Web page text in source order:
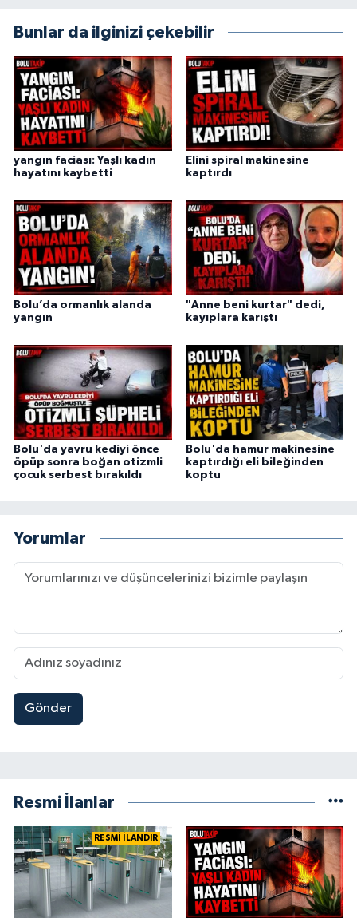
Bunlar da ilginizi çekebilir
yangın faciası: Yaşlı kadın
hayatını kaybetti
Elini spiral makinesine
kaptırdı
Bolu’da ormanlık alanda
yangın
"Anne beni kurtar" dedi,
kayıplara karıştı
Bolu'da yavru kediyi önce
öpüp sonra boğan otizmli
çocuk serbest bırakıldı
Bolu'da hamur makinesine
kaptırdığı eli bileğinden
koptu
Yorumlar
Gönder
Resmi İlanlar
RESMİ İLANDIR